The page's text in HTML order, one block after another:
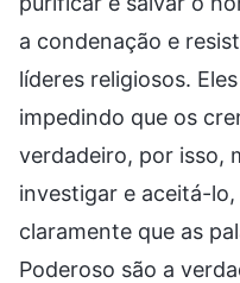
a condenação e
líderes religiosos.
impedindo que os
verdadeiro, por isso,
investigar e aceitá-
claramente que as
Poderoso são a